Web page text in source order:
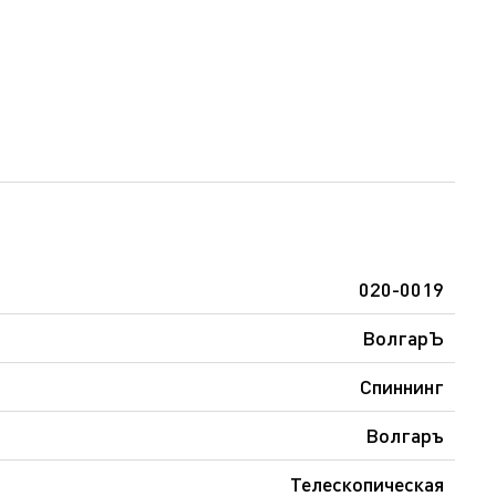
020-0019
ВолгарЪ
Спиннинг
Волгаръ
Телескопическая